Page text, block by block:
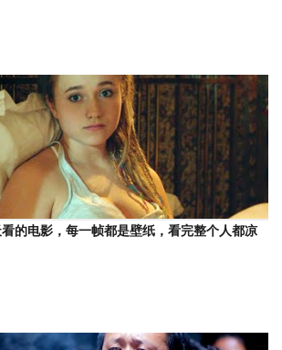
看的电影，每一帧都是壁纸，看完整个人都凉